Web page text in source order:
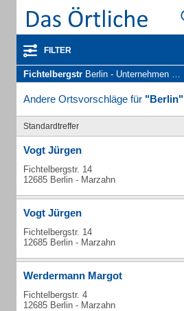
FILTER
Fichtelbergstr Berlin - Unternehmen und Personen
Andere Ortsvorschläge für "Berlin"
Standardtreffer
Vogt Jürgen
Fichtelbergstr. 14
12685 Berlin - Marzahn
Vogt Jürgen
Fichtelbergstr. 14
12685 Berlin - Marzahn
Werdermann Margot
Fichtelbergstr. 4
12685 Berlin - Marzahn